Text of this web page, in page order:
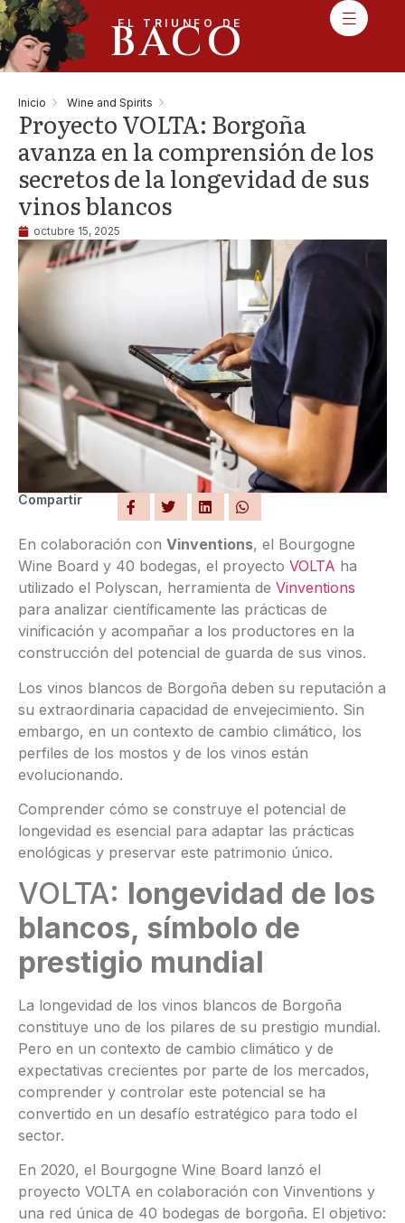
EL TRIUNFO DE
BACO
Inicio Wine and Spirits
Proyecto VOLTA: Borgoña
avanza en la comprensión de los
secretos de la longevidad de sus
vinos blancos
octubre 15, 2025
Compartir
En colaboración con Vinventions, el Bourgogne
Wine Board y 40 bodegas, el proyecto VOLTA ha
utilizado el Polyscan, herramienta de Vinventions
para analizar científicamente las prácticas de
vinificación y acompañar a los productores en la
construcción del potencial de guarda de sus vinos.
Los vinos blancos de Borgoña deben su reputación a
su extraordinaria capacidad de envejecimiento. Sin
embargo, en un contexto de cambio climático, los
perfiles de los mostos y de los vinos están
evolucionando.
Comprender cómo se construye el potencial de
longevidad es esencial para adaptar las prácticas
enológicas y preservar este patrimonio único.
VOLTA: longevidad de los
blancos, símbolo de
prestigio mundial
La longevidad de los vinos blancos de Borgoña
constituye uno de los pilares de su prestigio mundial.
Pero en un contexto de cambio climático y de
expectativas crecientes por parte de los mercados,
comprender y controlar este potencial se ha
convertido en un desafío estratégico para todo el
sector.
En 2020, el Bourgogne Wine Board lanzó el
proyecto VOLTA en colaboración con Vinventions y
una red única de 40 bodegas de borgoña. El objetivo: